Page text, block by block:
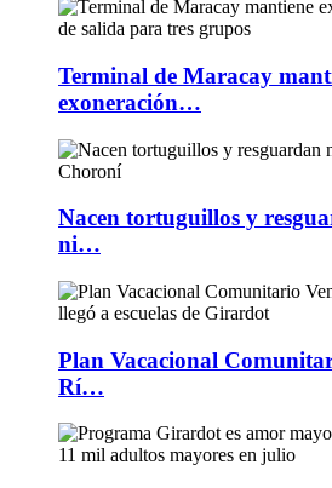
Terminal de Maracay
exoneración…
Nacen tortuguillos y
ni…
Plan Vacacional
Rí…